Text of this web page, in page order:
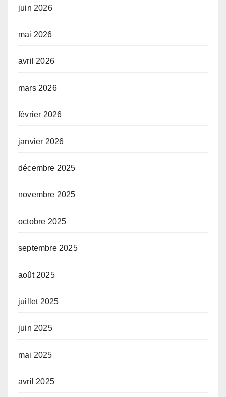
juin 2026
mai 2026
avril 2026
mars 2026
février 2026
janvier 2026
décembre 2025
novembre 2025
octobre 2025
septembre 2025
août 2025
juillet 2025
juin 2025
mai 2025
avril 2025